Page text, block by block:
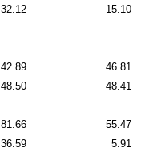
32.12
15.10
42.89
46.81
48.50
48.41
81.66
55.47
36.59 5.91